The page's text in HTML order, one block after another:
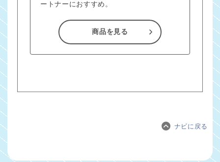
ートナーにおすすめ。
商品を見る
ナビに戻る